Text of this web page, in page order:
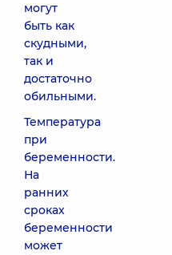
могут
быть как
скудными,
так и
достаточно
обильными.
Температура
при
беременности.
На
ранних
сроках
беременности
может